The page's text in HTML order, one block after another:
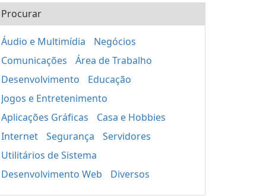
Procurar
Áudio e Multimídia
Negócios
Comunicações
Área de Trabalho
Desenvolvimento
Educação
Jogos e Entretenimento
Aplicações Gráficas
Casa e Hobbies
Internet
Segurança
Servidores
Utilitários de Sistema
Desenvolvimento Web
Diversos